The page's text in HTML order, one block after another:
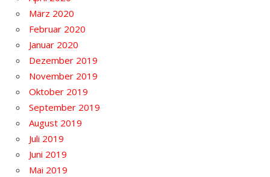
März 2020
Februar 2020
Januar 2020
Dezember 2019
November 2019
Oktober 2019
September 2019
August 2019
Juli 2019
Juni 2019
Mai 2019